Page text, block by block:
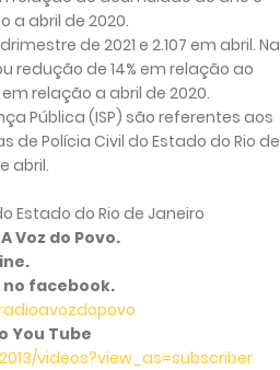
a abril de 2020.
de 2021 e 2.107 em abril. Na
redução de 14% em relação ao
relação a abril de 2020.
Pública (ISP) são referentes aos
Polícia Civil do Estado do Rio de
abril.
Estado do Rio de Janeiro
Voz do Povo.
facebook.
You Tube
videos?view_as=subscriber